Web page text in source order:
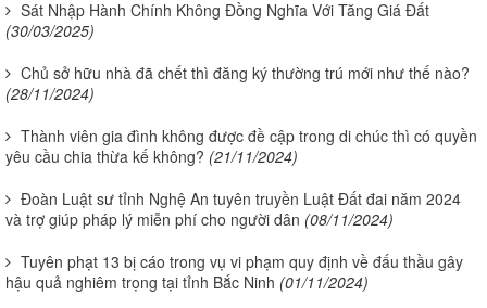
Sát Nhập Hành Chính Không Đồng Nghĩa Với Tăng Giá Đất
(30/03/2025)
Chủ sở hữu nhà đã chết thì đăng ký thường trú mới như thế nào?
(28/11/2024)
Thành viên gia đình không được đề cập trong di chúc thì có quyền
yêu cầu chia thừa kế không? (21/11/2024)
Đoàn Luật sư tỉnh Nghệ An tuyên truyền Luật Đất đai năm 2024
và trợ giúp pháp lý miễn phí cho người dân (08/11/2024)
Tuyên phạt 13 bị cáo trong vụ vi phạm quy định về đấu thầu gây
hậu quả nghiêm trọng tại tỉnh Bắc Ninh (01/11/2024)